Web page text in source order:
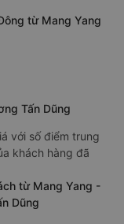
từ Mang Yang
Tấn Dũng
với số điểm trung
khách hàng đã
từ Mang Yang -
Dũng